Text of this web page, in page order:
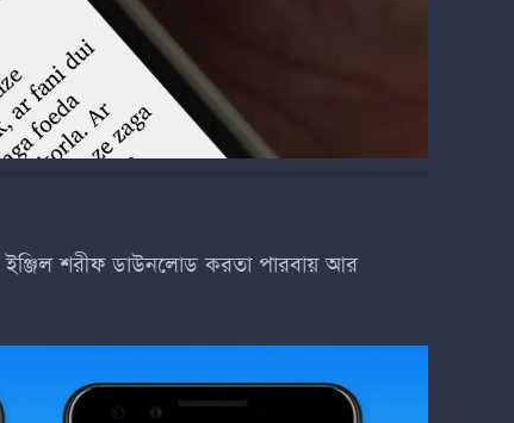
শরীফ ডাউনলোড করতা পারবায় আর